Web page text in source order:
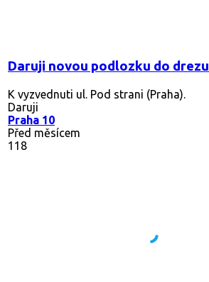
Daruji novou podlozku do drezu
K vyzvednuti ul. Pod strani (Praha).
Daruji
Praha 10
Před měsícem
118